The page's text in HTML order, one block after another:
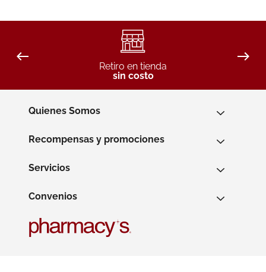
Retiro en tienda
sin costo
Quienes Somos
Recompensas y promociones
Servicios
Convenios